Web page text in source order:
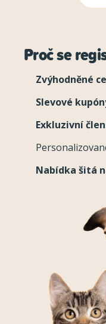
Proč se
Zvýhodněné
Slevové
Exkluzivní
Nabídka šitá